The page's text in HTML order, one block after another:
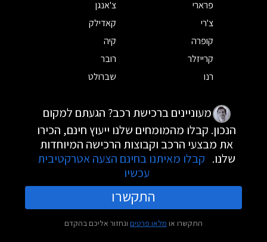
פרארי
צ'אנגן
צ'רי
קאדילק
קופרה
קיה
קרייזלר
רובר
רנו
שברולט
מעוניינים ברכישת רכב? הגעתם למקום
הנכון. קבלו מהמומחים שלנו ייעוץ חינם, הכירו
את מבצעי הרכב וקבוצות הרכישה המיוחדות
שלנו. קבלו מאיתנו בחינם הצעה אטרקטיבית
עכשיו
התקשרו
התקשרו או מלאו פרטים ונחזור אליכם בהקדם